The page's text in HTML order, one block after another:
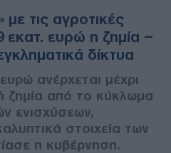
τις αγροτικές
εκατ. ευρώ η ζημία –
δίκτυα
ανέρχεται μέχρι
ζημία από το κύκλωμα
ενισχύσεων,
στοιχεία των
η κυβέρνηση.